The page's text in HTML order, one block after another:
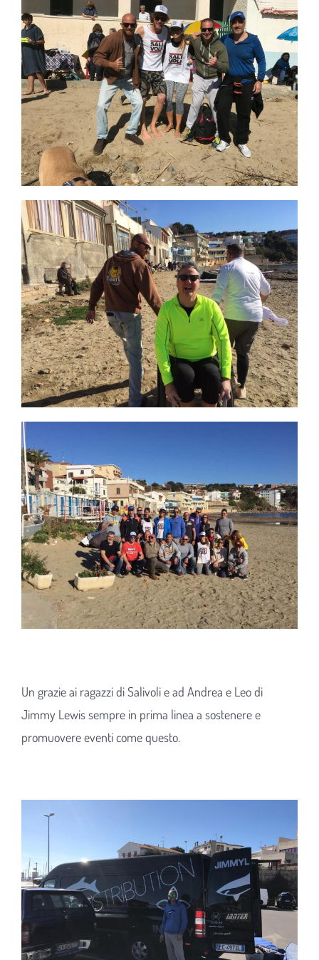
Un grazie ai ragazzi di Salivoli e ad Andrea e Leo di
Jimmy Lewis sempre in prima linea a sostenere e
promuovere eventi come questo.